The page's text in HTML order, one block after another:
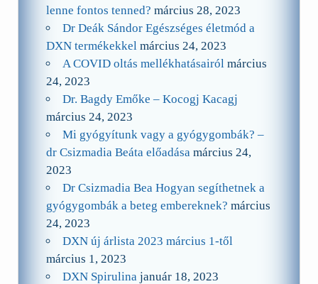
lenne fontos tenned? március 28, 2023
Dr Deák Sándor Egészséges életmód a
DXN termékekkel március 24, 2023
A COVID oltás mellékhatásairól március
24, 2023
Dr. Bagdy Emőke – Kocogj Kacagj
március 24, 2023
Mi gyógyítunk vagy a gyógygombák? –
dr Csizmadia Beáta előadása március 24,
2023
Dr Csizmadia Bea Hogyan segíthetnek a
gyógygombák a beteg embereknek? március
24, 2023
DXN új árlista 2023 március 1-től
március 1, 2023
DXN Spirulina január 18, 2023